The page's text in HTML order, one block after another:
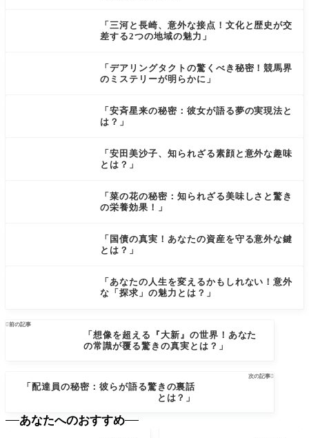
「三河と長崎、意外な接点！文化と歴史が交
差する2つの地域の魅力」
「デアリングタクトの驚くべき秘密！競馬界
のミステリーが明らかに」
「安斉星来の秘密：彼女が語る夢の実現法と
は？」
「安田美沙子、知られざる素顔と意外な趣味
とは？」
「菜の花の秘密：知られざる美味しさと驚き
の栄養効果！」
「国債の真実！あなたの資産を守る意外な鍵
とは？」
「あなたの人生を変えるかもしれない！意外
な「探求」の魅力とは？」
前の記事
「想像を超える『大新』の世界！あなた
の常識が覆る驚きの真実とは？」
次の記事
「配達員の秘密：彼らが語る驚きの裏話
とは？」
あなたへのおすすめ